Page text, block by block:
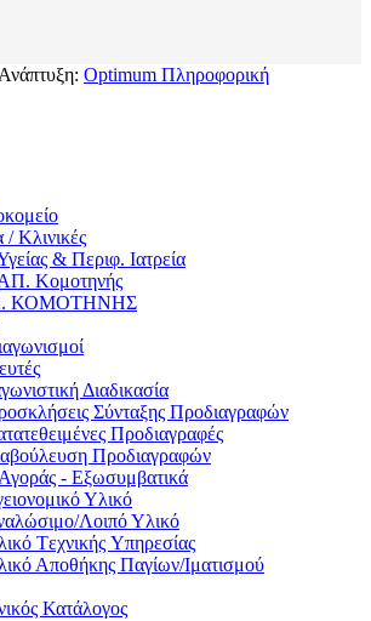
Optimum Πληροφορική
Κλινικές
& Περιφ. Ιατρεία
Κομοτηνής
ΚΟΜΟΤΗΝΗΣ
Διαδικασία
Σύνταξης Προδιαγραφών
Προδιαγραφές
Προδιαγραφών
- Εξωσυμβατικά
Υλικό
Λοιπό Υλικό
Tεχνικής Yπηρεσίας
Αποθήκης Παγίων/Ιματισμού
Κατάλογος